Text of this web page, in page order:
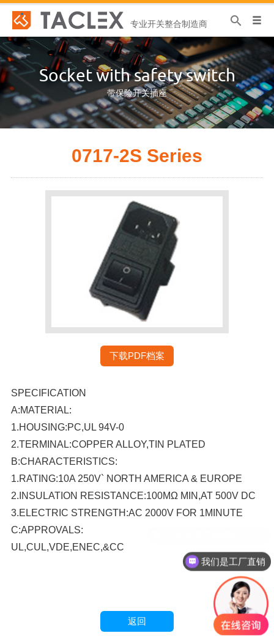
专业开关整合制造商
Socket with safety switch
带保险开关插座
0717-2S Series
下载PDF档案
SPECIFICATION
A:MATERIAL:
1.HOUSING:PC,UL 94V-0
2.TERMINAL:COPPER ALLOY,TIN PLATED
B:CHARACTERISTICS:
1.RATING:10A 250V` NORTH AMERICA & EUROPE
2.INSULATION RESISTANCE:100MΩ MIN,AT 500V DC
3.ELECTRIC STRENGTH:AC 2000V FOR 1MINUTE
C:APPROVALS:
UL,CUL,VDE,ENEC,&CC
返回
我们是工厂直销